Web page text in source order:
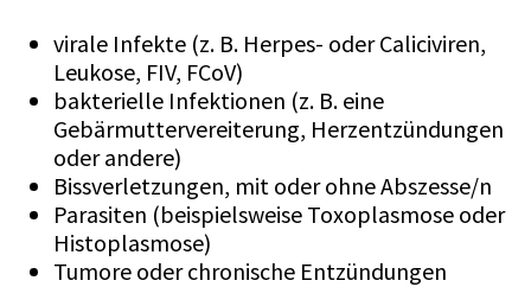
virale Infekte (z. B. Herpes- oder Caliciviren,
Leukose, FIV, FCoV)
bakterielle Infektionen (z. B. eine
Gebärmuttervereiterung, Herzentzündungen
oder andere)
Bissverletzungen, mit oder ohne Abszesse/n
Parasiten (beispielsweise Toxoplasmose oder
Histoplasmose)
Tumore oder chronische Entzündungen